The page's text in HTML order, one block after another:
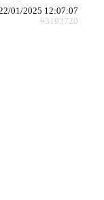
01/2025 12:07:07
#3193720